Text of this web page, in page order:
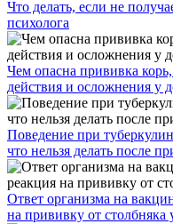
Что делать, если не
психолога
Чем опасна прививка
действия и осложнения у
Поведение при
что нельзя делать после
Ответ организма на
на прививку от столбняка